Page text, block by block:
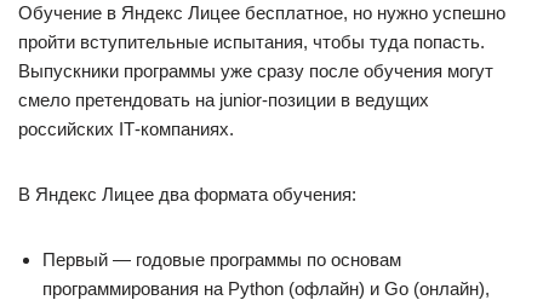
Обучение в Яндекс Лицее бесплатное, но нужно успешно
пройти вступительные испытания, чтобы туда попасть.
Выпускники программы уже сразу после обучения могут
смело претендовать на junior‑позиции в ведущих
российских IT‑компаниях.
В Яндекс Лицее два формата обучения:
Первый — годовые программы по основам
программирования на Python (офлайн) и Go (онлайн),